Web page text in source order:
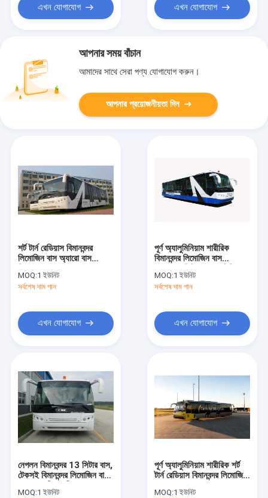
এখন যোগাযোগ এখন যোগাযোগ
আপনার সময় বাঁচান
আমাদের সাথে সেরা পণ্য যোগাযোগ করুন।
আপনার প্রয়োজনীয়তা দিন
শর্ট টার্ন রেডিয়াস বিমানবন্দর
লিমোজিন বাস অ্যারো বাস
MOQ:1 ইউনিট
সর্বশেষ দাম পান
এখন যোগাযোগ
পূর্ণ অ্যালুমিনিয়াম শারীরিক
বিমানবন্দর লিমোজিন বাস
3000 মিমি × 3178 মিমি
MOQ:1 ইউনিট
সর্বশেষ দাম পান
এখন যোগাযোগ
নেপলন বিমানবন্দর 13 সিটার বাস,
টেকসই বিমানবন্দর লিমোজিন বাস
MOQ:1 ইউনিট
পূর্ণ অ্যালুমিনিয়াম শারীরিক শর্ট
টার্ন রেডিয়াস বিমানবন্দর লিমোজিন
MOQ:1 ইউনিট